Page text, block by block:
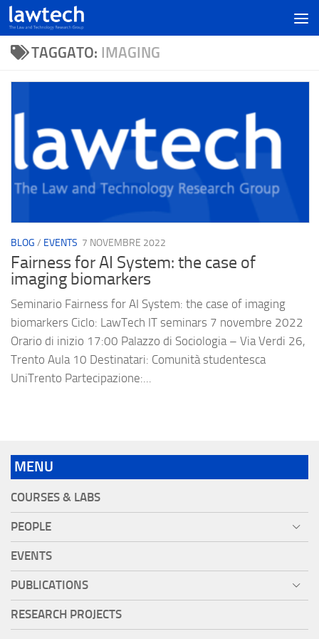
TAGGATO: IMAGING
BLOG / EVENTS 7 NOVEMBRE 2022
Fairness for AI System: the case of
imaging biomarkers
Seminario Fairness for AI System: the case of imaging
biomarkers Ciclo: LawTech IT seminars 7 novembre 2022
Orario di inizio 17:00 Palazzo di Sociologia – Via Verdi 26,
Trento Aula 10 Destinatari: Comunità studentesca
UniTrento Partecipazione:...
MENU
COURSES & LABS
PEOPLE
EVENTS
PUBLICATIONS
RESEARCH PROJECTS